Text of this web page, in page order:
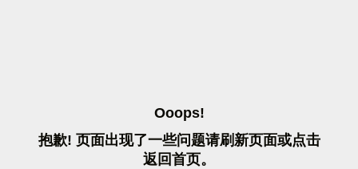
OOOPS!
抱歉! 页面出现了一些问题请刷 新页面或点击
返 回首页。